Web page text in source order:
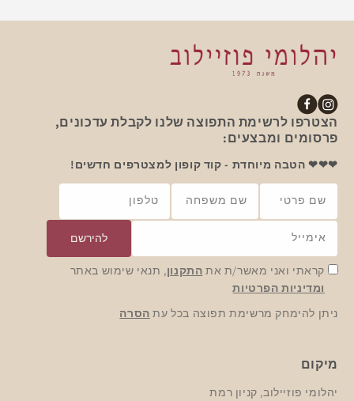
אינסטגרם
פייסבוק
הצטרפו לרשימת התפוצה שלנו לקבלת עדכונים,
פרסומים ומבצעים:
❤❤❤ הטבה מיוחדת - קוד קופון למצטרפים חדשים!
שם פרטי שם משפחה טלפון
אימייל להירשם
קראתי ואני מאשר/ת את התקנון, תנאי שימוש באתר
ומדיניות הפרטיות
ניתן להימחק מרשימת תפוצה בכל עת הסרה
מיקום
יהלומי פוזיילוב, קניון רמת